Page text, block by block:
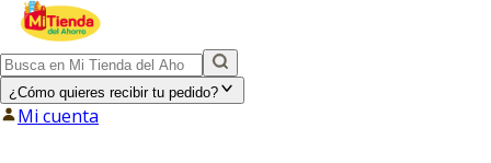
¿Cómo quieres recibir tu pedido?
Mi cuenta